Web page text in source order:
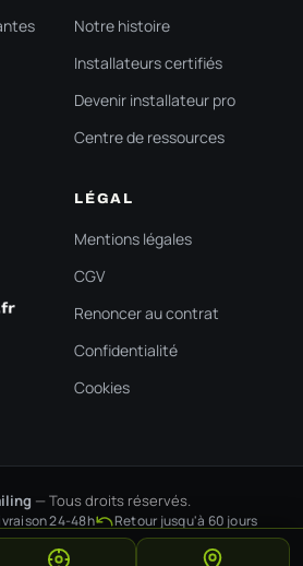
Notre histoire
Installateurs certifiés
Devenir installateur pro
Centre de ressources
LÉGAL
Mentions légales
CGV
Renoncer au contrat
Confidentialité
Cookies
— Tous droits réservés.
24-48h Retour jusqu'à 60 jours